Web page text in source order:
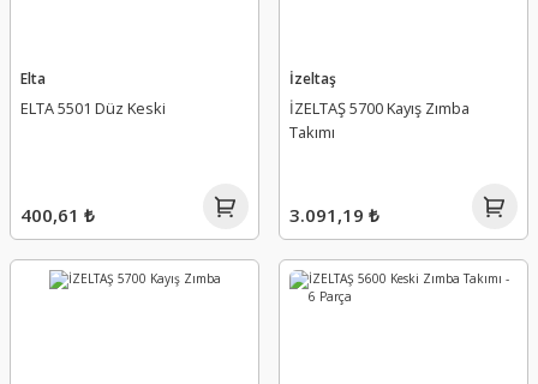
Elta
ELTA 5501 Düz Keski
400,61 ₺
İzeltaş
İZELTAŞ 5700 Kayış Zımba
Takımı
3.091,19 ₺